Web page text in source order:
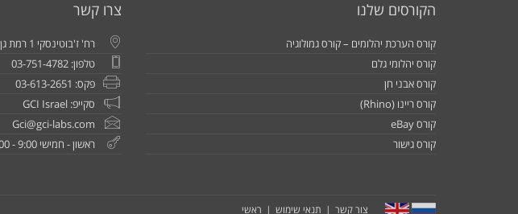
צרו קשר
רח' ז'בוטינסקי 1 רמת גן 52520
טלפון: 03-751-4782
פקס: 03-613-2651
סקייפ: GCI Israel
Gci@gci-labs.com
ראשון - חמישי 9:00 - 19:00
הקורסים שלנו
קורס הערכת יהלומים – קורס גמולוגיה
קורס יהלומי גלם
קורס אבני חן
קורס ריינו (Rhino)
קורס eBay
קורס גישור
ראשי תנאי שימוש צור קשר